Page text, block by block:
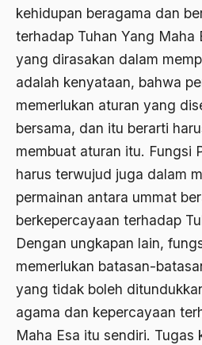
kehidupan beragama dan
terhadap Tuhan Yang Maha
yang dirasakan dalam
adalah kenyataan, bahwa
memerlukan aturan yang
bersama, dan itu berarti
membuat aturan itu. Fungsi
harus terwujud juga dalam
permainan antara ummat
berkepercayaan terhadap
Dengan ungkapan lain,
memerlukan batasan-
yang tidak boleh
agama dan kepercayaan
Maha Esa itu sendiri. Tugas
Agama Inovasi
Agama Islam
agama populer
Agama Terang
Agamawan
Agraria
agraris
Agum Gumelar
Agus Miftah
Ahimsa